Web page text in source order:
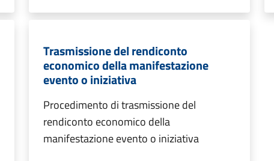
Trasmissione del rendiconto
economico della manifestazione
evento o iniziativa
Procedimento di trasmissione del
rendiconto economico della
manifestazione evento o iniziativa